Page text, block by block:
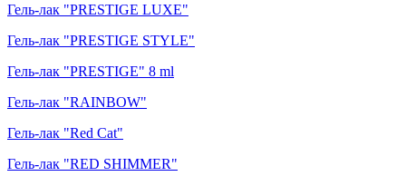
Гель-лак "PRESTIGE LUXE"
Гель-лак "PRESTIGE STYLE"
Гель-лак "PRESTIGE" 8 ml
Гель-лак "RAINBOW"
Гель-лак "Red Cat"
Гель-лак "RED SHIMMER"